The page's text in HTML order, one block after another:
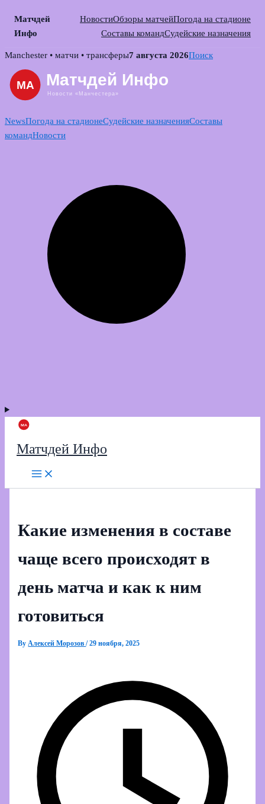
Матчдей
Инфо
НовостиОбзоры матчейПогода на стадионе
Составы командСудейские назначения
Skip
content
Manchester • матчи • трансферы7 августа 2026Поиск
NewsПогода на стадионеСудейские назначенияСоставы
командНовости
Матчдей Инфо
Какие изменения в составе
чаще всего происходят в
день матча и как к ним
готовиться
ByАлексей Морозов/29 ноября, 2025